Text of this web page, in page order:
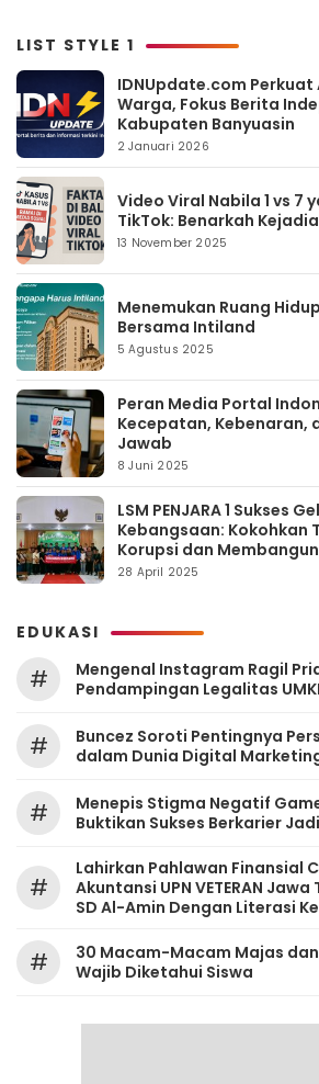
LIST STYLE 1
IDNUpdate.com Perkuat
Warga, Fokus Berita
Kabupaten Banyuasin
2 Januari 2026
Video Viral Nabila 1 vs 7
TikTok: Benarkah
13 November 2025
Menemukan Ruang
Bersama Intiland
5 Agustus 2025
Peran Media Portal
Kecepatan, Kebenaran,
Jawab
8 Juni 2025
LSM PENJARA 1 Sukses
Kebangsaan: Kokohkan
Korupsi dan
Berintegritas
28 April 2025
EDUKASI
#
Mengenal Instagram Ragil
Pendampingan Legalitas
#
‎Buncez Soroti Pentingnya
dalam Dunia Digital
#
Menepis Stigma Negatif
Buktikan Sukses Berkarier
#
Lahirkan Pahlawan Finansial
Akuntansi UPN VETERAN
SD Al-Amin Dengan Literasi
#
30 Macam-Macam Majas
Wajib Diketahui Siswa